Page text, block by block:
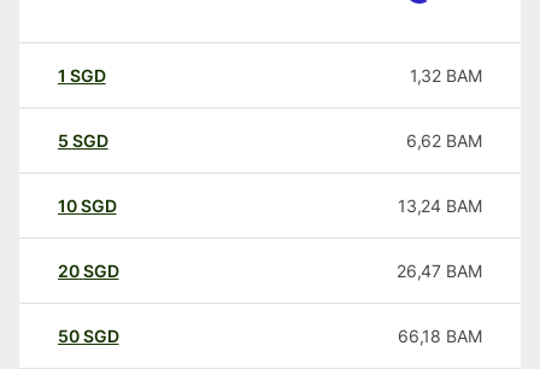
1 SGD 1,32 BAM
5 SGD 6,62 BAM
10SGD 13,24 BAM
20SGD 26,47 BAM
50SGD 66,18 BAM